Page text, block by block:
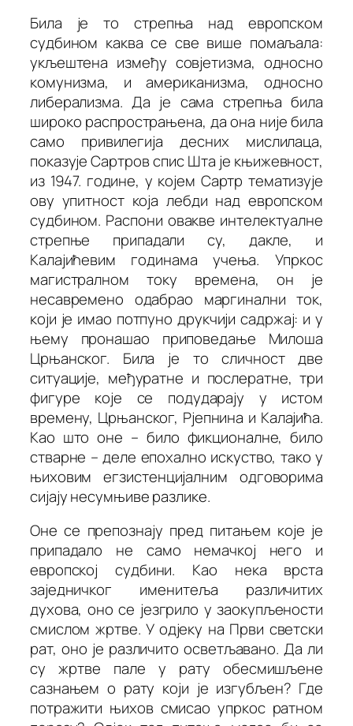
Била је то стрепња над европском
судбином каква се све више помаљала:
укљештена између совјетизма, односно
комунизма, и американизма, односно
либерализма. Да је сама стрепња била
широко распрострањена, да она није била
само привилегија десних мислилаца,
показује Сартров списШта је књижевност,
из 1947. године, у којем Сартр тематизује
ову упитност која лебди над европском
судбином. Распони овакве интелектуалне
стрепње припадали су, дакле, и
Калајићевим годинама учења. Упркос
магистралном току времена, он је
несавремено одабрао маргинални ток,
који је имао потпуно друкчији садржај: и у
њему пронашао приповедање Милоша
Црњанског. Била је то сличност две
ситуације, међуратне и послератне, три
фигуре које се подударају у истом
времену, Црњанског, Рјепнина и Калајића.
Као што оне – било фикционалне, било
стварне – деле епохално искуство, тако у
њиховим егзистенцијалним одговорима
сијају несумњиве разлике.
Оне се препознају пред питањем које је
припадало не само немачкој него и
европској судбини. Као нека врста
заједничког именитеља различитих
духова, оно се језгрило у заокупљености
смислом жртве. У одјеку на Први светски
рат, оно је различито осветљавано. Да ли
су жртве пале у рату обесмишљене
сазнањем о рату који је изгубљен? Где
потражити њихов смисао упркос ратном